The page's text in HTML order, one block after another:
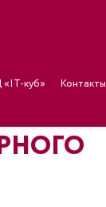
куб»
Контакты